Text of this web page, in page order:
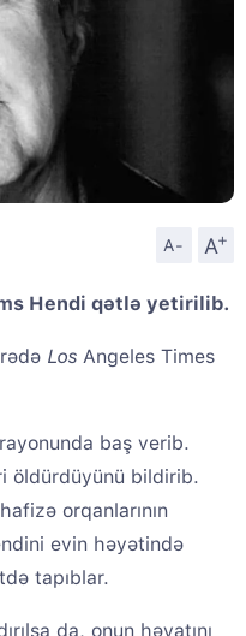
A- A
+
Hendi qətlə yetirilib.
Los Angeles Times
baş verib.
öldürdüyünü bildirib.
orqanlarının
evin həyətində
tapıblar.
da, onun həyatını